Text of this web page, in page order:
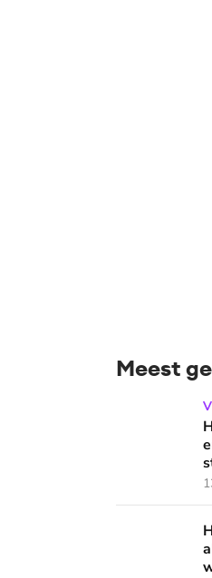
Meest
Hoe ziet de
Hoe overleef